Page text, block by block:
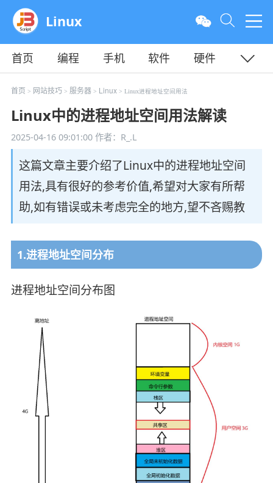
Linux
首页 编程 手机 软件
硬件
教程
平面 服务器
首页 > 网站技巧 > 服务器> Linux> Linux进程地址空间用法
Linux中的进程地址空间用法解读
2025-04-16 09:01:00作者：R_.L
这篇文章主要介绍了Linux中的进程地址空间
用法,具有很好的参考价值,希望对大家有所帮
助,如有错误或未考虑完全的地方,望不吝赐教
1.进程地址空间分布
进程地址空间分布图